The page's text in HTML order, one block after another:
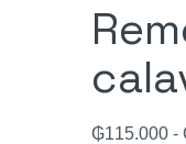
₲115.000 -